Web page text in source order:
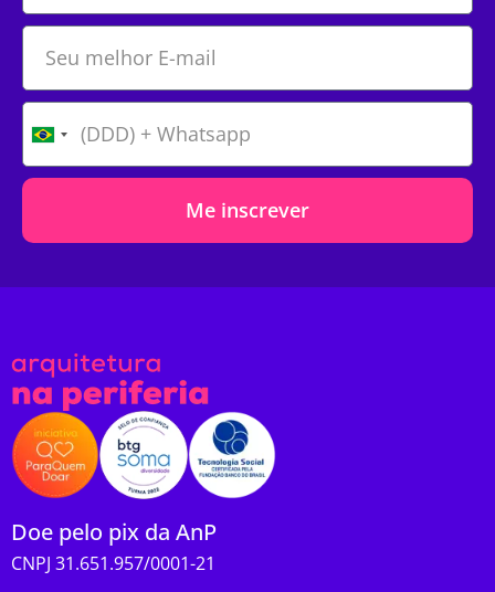
Me inscrever
Doe pelo pix da AnP
CNPJ 31.651.957/0001-21